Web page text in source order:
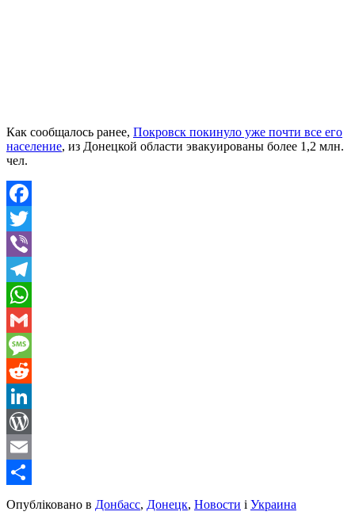
Как сообщалось ранее, Покровск покинуло уже почти все его
население, из Донецкой области эвакуированы более 1,2 млн.
чел.
Facebook
Twitter
Viber
Telegram
WhatsApp
Gmail
Message
Reddit
LinkedIn
WordPress
Email
Share
Опубліковано в Донбасс, Донецк, Новости і Украина